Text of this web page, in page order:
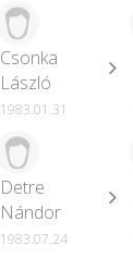
Csonka
László
1983.01.31
Detre
Nándor
1983.07.24